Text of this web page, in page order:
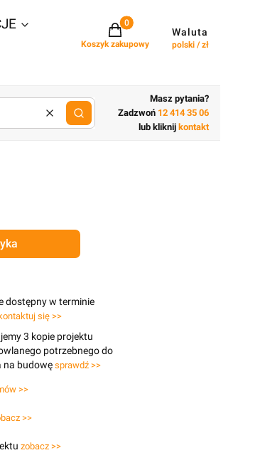
Projekty w koszyku: 0. Zobacz
Koszyk zakupowy
Waluta
polski / zł
Wyczyśćlub wpisz cechy budynku
Masz pytania?
Zadzwoń 12 414 35 06
lub kliknij kontakt
dostępny w terminie
się >>
3 kopie projektu
potrzebnego do
na budowę sprawdź >>
>>
>>
zobacz >>